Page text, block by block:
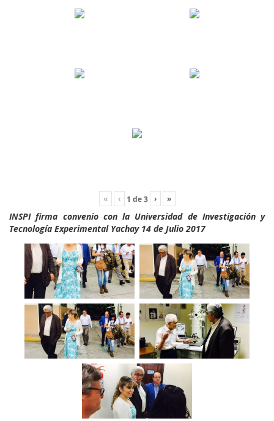
« ‹ 1 de3 › »
INSPI firma convenio con la Universidad de Investigación y
Tecnología Experimental Yachay 14 de Julio 2017